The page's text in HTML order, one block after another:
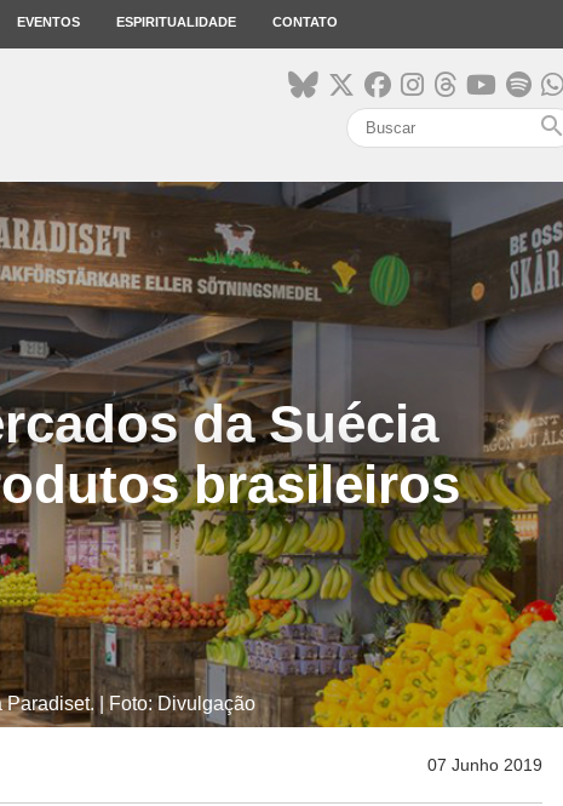
EVENTOS ESPIRITUALIDADE CONTATO
search
da Suécia
brasileiros
| Foto: Divulgação
07 Junho 2019